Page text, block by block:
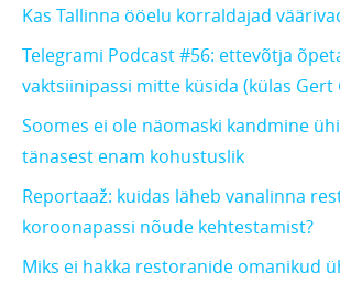
Kas Tallinna ööelu korraldajad
Telegrami Podcast #56: ettevõtja
vaktsiinipassi mitte küsida (külas Gert
Soomes ei ole näomaski kandmine
tänasest enam kohustuslik
Reportaaž: kuidas läheb vanalinna
koroonapassi nõude kehtestamist?
Miks ei hakka restoranide omanikud